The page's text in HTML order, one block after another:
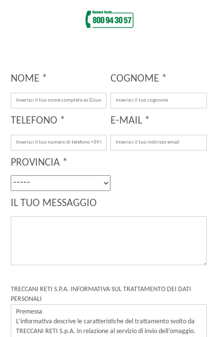
NOME * COGNOME *
TELEFONO * E-MAIL *
PROVINCIA *
IL TUO MESSAGGIO
TRECCANI RETI S.P.A. INFORMATIVA SUL TRATTAMENTO DEI DATI
PERSONALI